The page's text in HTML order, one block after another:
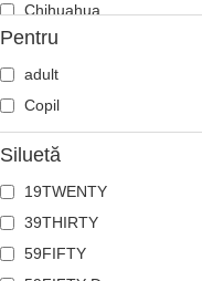
Chihuahua
Ciobănesc german
Cocoș
Coiot
Corb
Crab
Craniu
Crocodil
Delfin
Pentru
adult
Copil
Siluetă
19TWENTY
39THIRTY
59FIFTY